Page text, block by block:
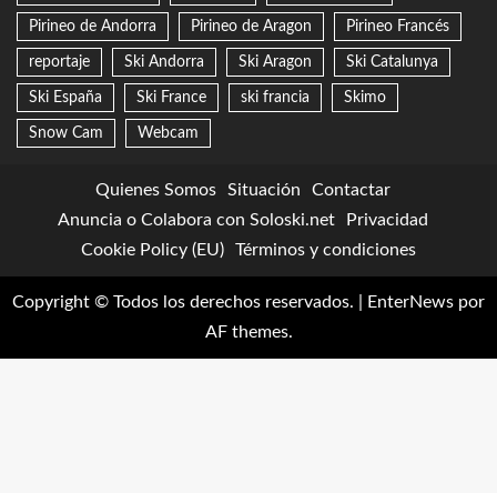
Pirineo de Andorra Pirineo de Aragon Pirineo Francés
reportaje Ski Andorra Ski Aragon Ski Catalunya
Ski España Ski France ski francia Skimo
Snow Cam Webcam
Quienes Somos Situación
Contactar
Anuncia o Colabora con Soloski.net
Privacidad
Cookie Policy (EU)
Términos y condiciones
Copyright © Todos los derechos reservados. EnterNews por
AF themes.